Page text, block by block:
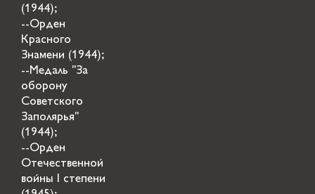
(1944);
--Орден
Красного
Знамени (1944);
--Медаль "За
оборону
Советского
Заполярья"
(1944);
--Орден
Отечественной
войны I степени